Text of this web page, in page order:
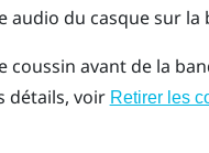
audio du casque sur la
coussin avant de la
détails, voir Retirer les